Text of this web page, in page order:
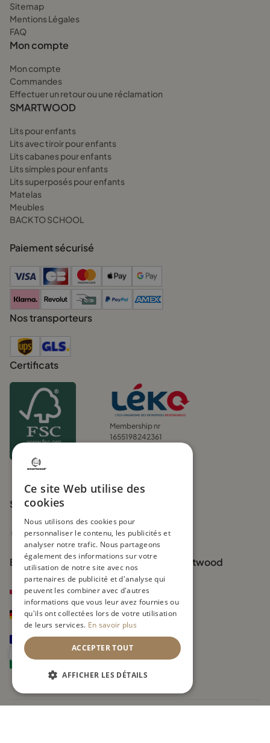
Sitemap
Mentions Légales
FAQ
Mon compte
Mon compte
Commandes
Effectuer un retour ou une réclamation
SMARTWOOD
Lits pour enfants
Lits avec tiroir pour enfants
Lits cabanes pour enfants
Lits simples pour enfants
Lits superposés pour enfants
Matelas
Meubles
BACK TO SCHOOL
Paiement sécurisé
Nos transporteurs
Certificats
Membership nr
1655198242361
Suivez-nous
Boutiques officielles de la marque Smartwood
smartwood.pl
smartwood.de
smartwoodkids.fr
Ce site Web utilise des
cookies
Nous utilisons des cookies pour
personnaliser le contenu, les publicités et
analyser notre trafic. Nous partageons
également des informations sur votre
utilisation de notre site avec nos
partenaires de publicité et d'analyse qui
peuvent les combiner avec d'autres
informations que vous leur avez fournies ou
qu'ils ont collectées lors de votre utilisation
de leurs services. En savoir plus
ACCEPTER TOUT
AFFICHER LES DÉTAILS